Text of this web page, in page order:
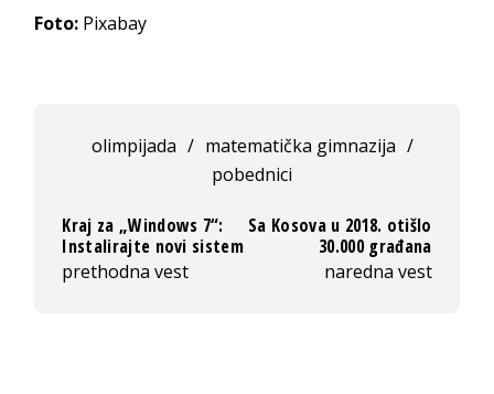
Foto: Pixabay
olimpijada / matematička gimnazija /
pobednici
Kraj za „Windows 7“:
Instalirajte novi sistem
prethodna vest
Sa Kosova u 2018. otišlo
30.000 građana
naredna vest